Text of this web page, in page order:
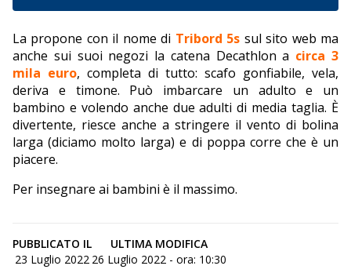
La propone con il nome di Tribord 5s sul sito web ma
anche sui suoi negozi la catena Decathlon a circa 3
mila euro, completa di tutto: scafo gonfiabile, vela,
deriva e timone. Può imbarcare un adulto e un
bambino e volendo anche due adulti di media taglia. È
divertente, riesce anche a stringere il vento di bolina
larga (diciamo molto larga) e di poppa corre che è un
piacere.
Per insegnare ai bambini è il massimo.
PUBBLICATO IL
23 Luglio 2022
ULTIMA MODIFICA
26 Luglio 2022 - ora: 10:30